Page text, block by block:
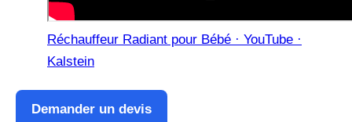
Réchauffeur Radiant pour Bébé · YouTube ·
Kalstein
Demander un devis